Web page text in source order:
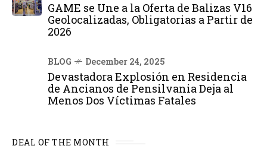
GAME se Une a la Oferta de Balizas V16
Geolocalizadas, Obligatorias a Partir de
2026
BLOG December 24, 2025
Devastadora Explosión en Residencia
de Ancianos de Pensilvania Deja al
Menos Dos Víctimas Fatales
DEAL OF THE MONTH